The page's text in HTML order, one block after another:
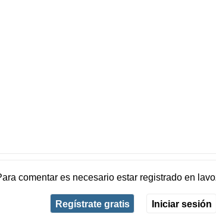
comentar es necesario estar registradoen
Regístrate gratis Iniciar sesión